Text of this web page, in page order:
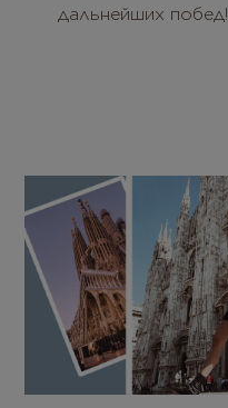
дальнейших побед!